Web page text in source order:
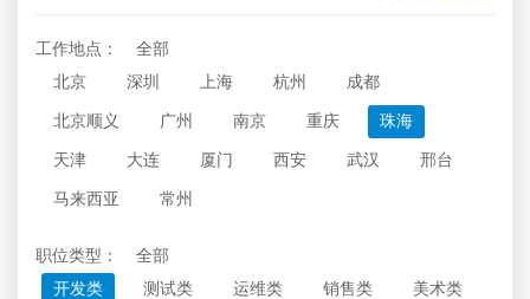
工作地点：
全部
北京
深圳 上海 杭州 成都
北京顺义 广州 南京 重庆 珠海
天津 大连 厦门 西安 武汉 邢台
马来西亚 常州
职位类型：
全部
开发类
测试类 运维类 销售类 美术类